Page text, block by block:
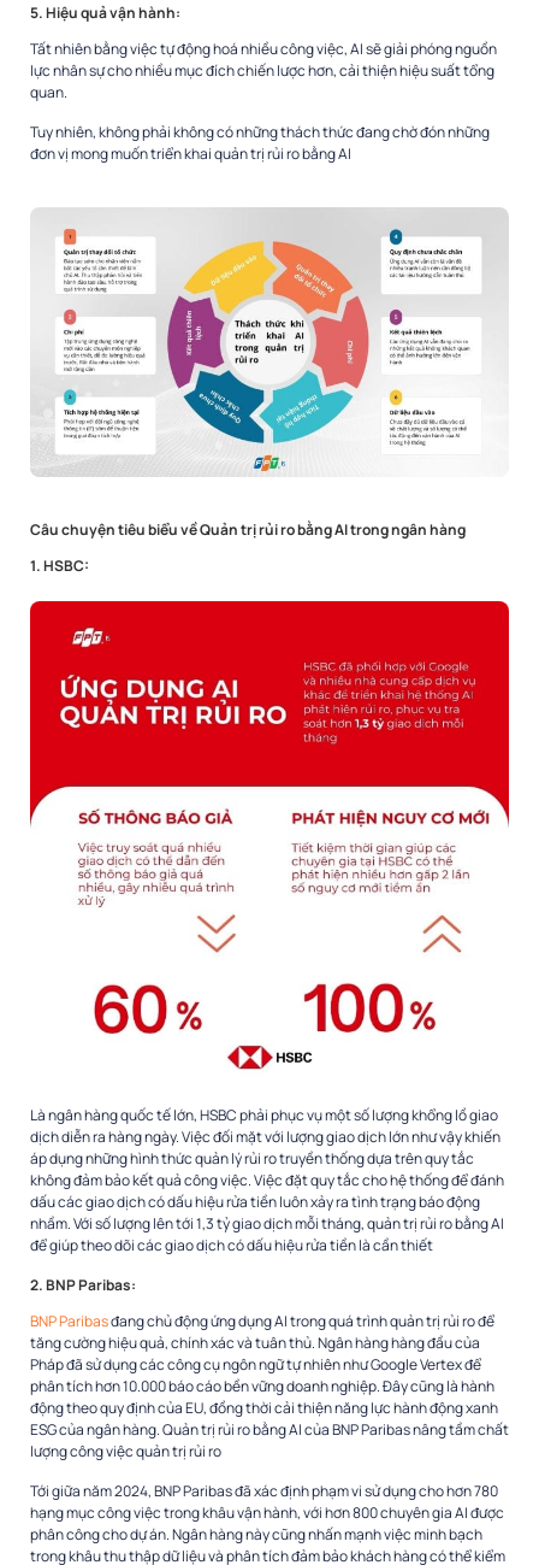
5. Hiệu quả vận hành:
Tất nhiên bằng việc tự động hoá nhiều công việc, AI sẽ giải phóng nguồn
lực nhân sự cho nhiều mục đích chiến lược hơn, cải thiện hiệu suất tổng
quan.
Tuy nhiên, không phải không có những thách thức đang chờ đón những
đơn vị mong muốn triển khai quản trị rủi ro bằng AI
Câu chuyện tiêu biểu về Quản trị rủi ro bằng AI trong ngân hàng
1. HSBC:
Là ngân hàng quốc tế lớn, HSBC phải phục vụ một số lượng khổng lồ giao
dịch diễn ra hàng ngày. Việc đối mặt với lượng giao dịch lớn như vậy khiến
áp dụng những hình thức quản lý rủi ro truyền thống dựa trên quy tắc
không đảm bảo kết quả công việc. Việc đặt quy tắc cho hệ thống để đánh
dấu các giao dịch có dấu hiệu rửa tiền luôn xảy ra tình trạng báo động
nhầm. Với số lượng lên tới 1,3 tỷ giao dịch mỗi tháng, quản trị rủi ro bằng AI
để giúp theo dõi các giao dịch có dấu hiệu rửa tiền là cần thiết
2. BNP Paribas:
BNP Paribasđang chủ động ứng dụng AI trong quá trình quản trị rủi ro để
tăng cường hiệu quả, chính xác và tuân thủ. Ngân hàng hàng đầu của
Pháp đã sử dụng các công cụ ngôn ngữ tự nhiên như Google Vertex để
phân tích hơn 10.000 báo cáo bền vững doanh nghiệp. Đây cũng là hành
động theo quy định của EU, đồng thời cải thiện năng lực hành động xanh
ESG của ngân hàng. Quản trị rủi ro bằng AI của BNP Paribas nâng tầm chất
lượng công việc quản trị rủi ro
Tới giữa năm 2024, BNP Paribas đã xác định phạm vi sử dụng cho hơn 780
hạng mục công việc trong khâu vận hành, với hơn 800 chuyên gia AI được
phân công cho dự án. Ngân hàng này cũng nhấn mạnh việc minh bạch
trong khâu thu thập dữ liệu và phân tích đảm bảo khách hàng có thể kiểm